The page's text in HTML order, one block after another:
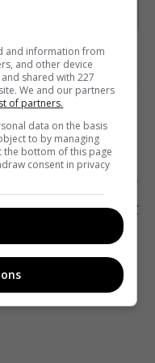
ПОДДЕРЖКЕ
Следующий пост
БОРЬБУ ЗА
ЧЕБУРАШКУ
and information from
and other device
shared with 227
We and our partners
of partners.
data on the basis
to by managing
the bottom of this page
consent in privacy